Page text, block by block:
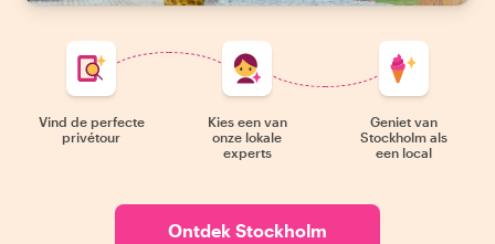
Vind de perfecte
privétour
Kies een van
onze lokale
experts
Geniet van
Stockholm als
een local
Ontdek Stockholm